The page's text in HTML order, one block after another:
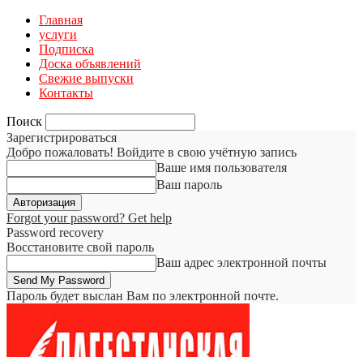
Главная
услуги
Подписка
Доска объявлений
Свежие выпуски
Контакты
Поиск
Зарегистрироваться
Добро пожаловать! Войдите в свою учётную запись
Ваше имя пользователя
Ваш пароль
Forgot your password? Get help
Password recovery
Восстановите свой пароль
Ваш адрес электронной почты
Пароль будет выслан Вам по электронной почте.